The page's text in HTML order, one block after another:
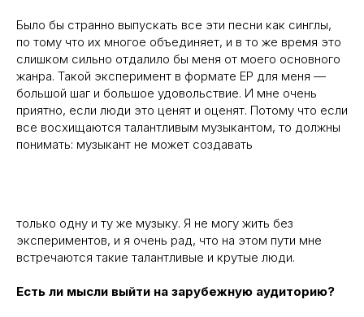
Было бы странно выпускать все эти песни как синглы,
по тому что их многое объединяет, и в то же время это
слишком сильно отдалило бы меня от моего основного
жанра. Такой эксперимент в формате EP для меня —
большой шаг и большое удовольствие. И мне очень
приятно, если люди это ценят и оценят. Потому что если
все восхищаются талантливым музыкантом, то должны
понимать: музыкант не может создавать
только одну и ту же музыку. Я не могу жить без
экспериментов, и я очень рад, что на этом пути мне
встречаются такие талантливые и крутые люди.
Есть ли мысли выйти на зарубежную аудиторию?